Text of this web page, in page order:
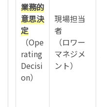
業務的
意思決
定
（Ope
rating
Decisi
on）
現場担当
者
（ロワー
マネジメ
ント）